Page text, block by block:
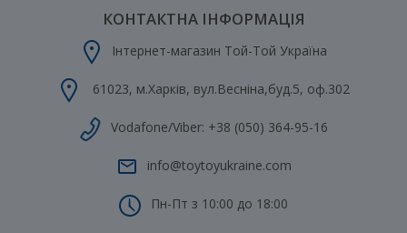
КОНТАКТНА ІНФОРМАЦІЯ
Інтернет-магазин Той-Той Україна
61023, м.Харків, вул.Весніна,буд.5, оф.302
Vodafone/Viber: +38 (050) 364-95-16
info@toytoyukraine.com
Пн-Пт з 10:00 до 18:00